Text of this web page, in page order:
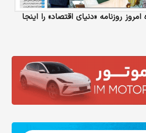
روزنامه «دنیای‌ اقتصاد» را اینجا